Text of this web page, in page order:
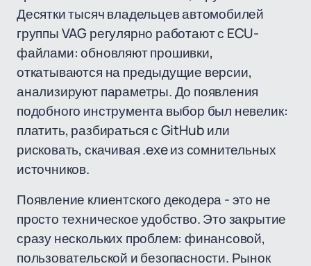
Десятки тысяч владельцев автомобилей
группы VAG регулярно работают с ECU-
файлами: обновляют прошивки,
откатываются на предыдущие версии,
анализируют параметры. До появления
подобного инструмента выбор был невелик:
платить, разбираться с GitHub или
рисковать, скачивая .exe из сомнительных
источников.
Появление клиентского декодера - это не
просто техническое удобство. Это закрытие
сразу нескольких проблем: финансовой,
пользовательской и безопасности. Рынок